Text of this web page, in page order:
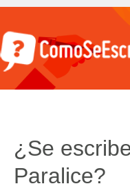
¿Se
Paralice?